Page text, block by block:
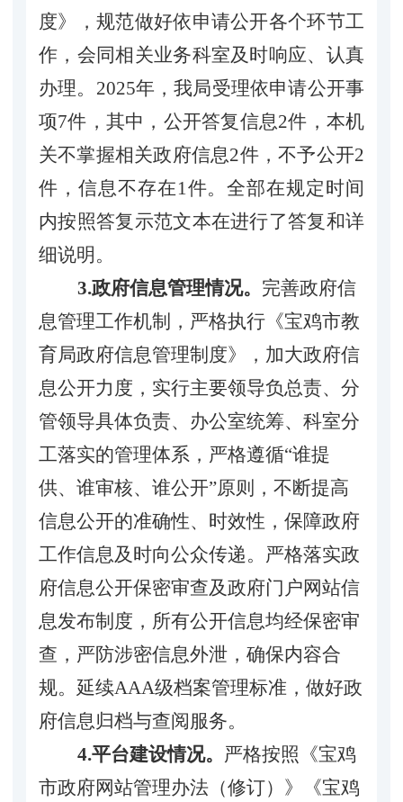
度》，规范做好依申请公开各个环节工
作，会同相关业务科室及时响应、认真
办理。2025年，我局受理依申请公开事
项7件，其中，公开答复信息2件，本机
关不掌握相关政府信息2件，不予公开2
件，信息不存在1件。全部在规定时间
内按照答复示范文本在进行了答复和详
细说明。
3.政府信息管理情况。 完善政府信
息管理工作机制， 严格执行《宝鸡市教
育局政府信息管理制度》，加大政府信
息公开力度 ，实行主要领导负总责、分
管领导具体负责、办公室统筹、科室分
工落实的管理体系 ，严格遵循“谁提
供、谁审核、谁公开”原则，不断提高
信息公开的准确性、时效性，保障政府
工作信息及时向公众传递。严格落实政
府信息公开保密审查及政府门户网站信
息发布制度，所有公开信息均经保密审
查，严防涉密信息外泄，确保内容合
规。延续AAA级档案管理标准，做好政
府信息归档与查阅服务。
4.平台建设情况。 严格按照《宝鸡
市政府网站管理办法（修订）》《宝鸡